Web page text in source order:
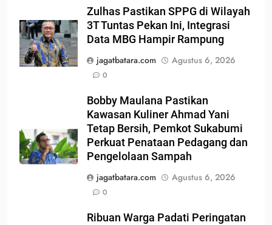
Zulhas Pastikan SPPG di Wilayah
3T Tuntas Pekan Ini, Integrasi
Data MBG Hampir Rampung
jagatbatara.com
Agustus 6, 2026
0
Bobby Maulana Pastikan
Kawasan Kuliner Ahmad Yani
Tetap Bersih, Pemkot Sukabumi
Perkuat Penataan Pedagang dan
Pengelolaan Sampah
jagatbatara.com
Agustus 6, 2026
0
Ribuan Warga Padati Peringatan